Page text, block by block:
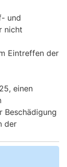
und
nicht
Eintreffen der
einen
Beschädigung
der